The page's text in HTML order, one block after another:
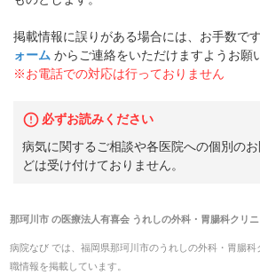
掲載情報に誤りがある場合には、お手数です
ォーム からご連絡をいただけますようお願
※お電話での対応は行っておりません
必ずお読みください
病気に関するご相談や各医院への個別の
どは受け付けておりません。
那珂川市の医療法人有喜会 うれしの外科・胃腸科クリ
病院なび では、 福岡県那珂川市のうれしの外科・胃腸科
職情報を掲載しています。